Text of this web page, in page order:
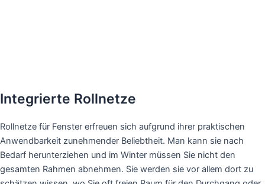
Integrierte Rollnetze
Rollnetze für Fenster erfreuen sich aufgrund ihrer praktischen
Anwendbarkeit zunehmender Beliebtheit. Man kann sie nach
Bedarf herunterziehen und im Winter müssen Sie nicht den
gesamten Rahmen abnehmen. Sie werden sie vor allem dort zu